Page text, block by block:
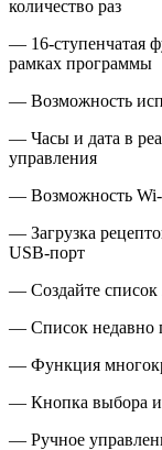
количество раз
— 16-ступенчатая
рамках программы
— Возможность
— Часы и дата в
управления
— Возможность
— Загрузка
USB-порт
— Создайте
— Список недавно
— Функция
— Кнопка выбора и
— Ручное